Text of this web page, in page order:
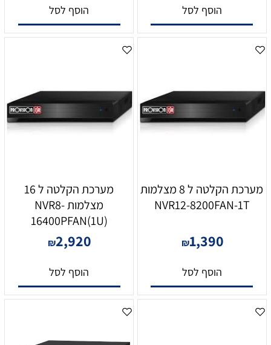
הוסף לסל הוסף לסל
מערכת הקלטה ל 8 מצלמות
NVR12-8200FAN-1T
₪1,390
הוסף לסל
מערכת הקלטה ל 16
מצלמות NVR8-
16400PFAN(1U)
₪2,920
הוסף לסל